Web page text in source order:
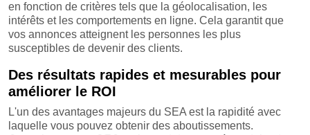
en fonction de critères tels que la géolocalisation, les
intérêts et les comportements en ligne. Cela garantit que
vos annonces atteignent les personnes les plus
susceptibles de devenir des clients.
Des résultats rapides et mesurables pour
améliorer le ROI
L'un des avantages majeurs du SEA est la rapidité avec
laquelle vous pouvez obtenir des aboutissements.